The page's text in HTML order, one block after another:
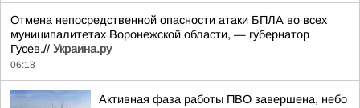
Отмена непосредственной опасности атаки БПЛА во всех
муниципалитетах Воронежской области, — губернатор
Гусев.// Украина.ру
06:18
Активная фаза работы ПВО завершена, небо